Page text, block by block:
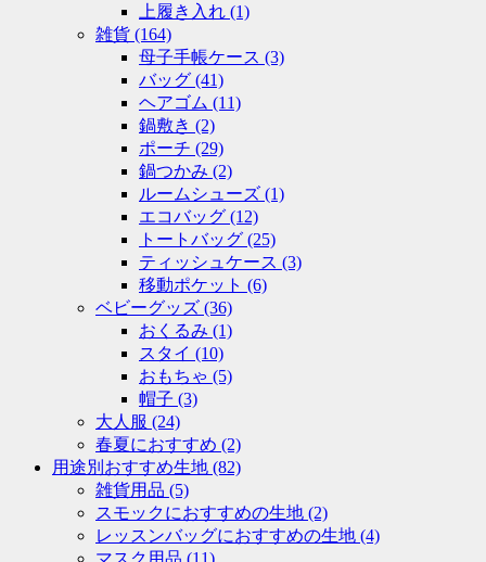
上履き入れ (1)
雑貨 (164)
母子手帳ケース (3)
バッグ (41)
ヘアゴム (11)
鍋敷き (2)
ポーチ (29)
鍋つかみ (2)
ルームシューズ (1)
エコバッグ (12)
トートバッグ (25)
ティッシュケース (3)
移動ポケット (6)
ベビーグッズ (36)
おくるみ (1)
スタイ (10)
おもちゃ (5)
帽子 (3)
大人服 (24)
春夏におすすめ (2)
用途別おすすめ生地 (82)
雑貨用品 (5)
スモックにおすすめの生地 (2)
レッスンバッグにおすすめの生地 (4)
マスク用品 (11)